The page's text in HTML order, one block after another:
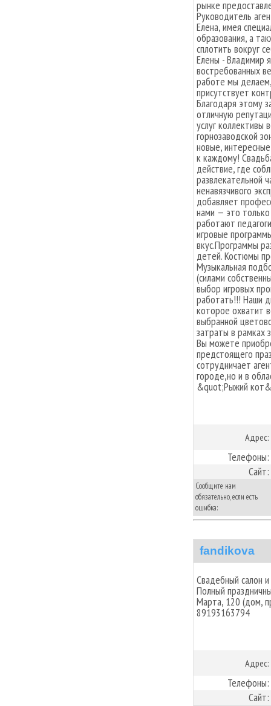
рынке
Руководитель
Елена, имея
образования, а
сплотить вокруг
Елены - Владимир
востребованных
работе мы
присутствует
Благодаря этому
отличную
услуг коллективы
горнозаводской
новые,
к каждому!
действие, где
развлекательной
ненавязчивого
добавляет
нами — это
работают
игровые
вкус.Программы
детей. Костюмы
Музыкальная
(силами
выбор игровых
работать!!! Наши
которое охватит
выбранной
затраты в рамках
Вы можете
предстоящего
сотрудничает
городе,но и в
&quot;Рыжий
Адрес:
Телефоны:
Сайт:
Сообщите нам
обязательно, если есть
ошибка:
fandikova
Свадебный салон
Полный
Марта, 120 (дом,
89193163794
Адрес:
Телефоны:
Сайт: